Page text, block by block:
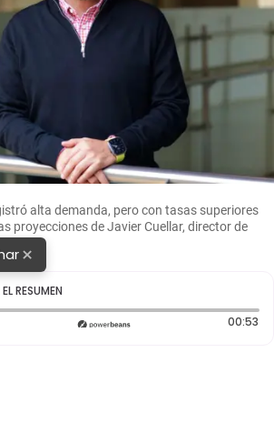
alta demanda, pero con tasas superiores
proyecciones de Javier Cuellar, director de
×
RESUMEN
transcurrido: 0 segundos 00:53